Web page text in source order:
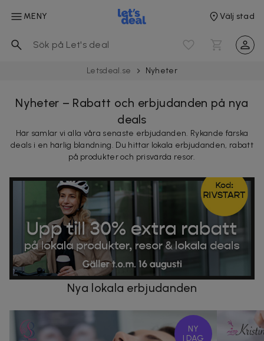
MENY Välj stad
Letsdeal.se Nyheter
Nyheter – Rabatt och erbjudanden på nya
deals
Här samlar vi alla våra senaste erbjudanden. Rykande färska
deals i en härlig blandning. Du hittar lokala erbjudanden, rabatt
på produkter och prisvärda resor.
Nya lokala erbjudanden
NY
I DAG